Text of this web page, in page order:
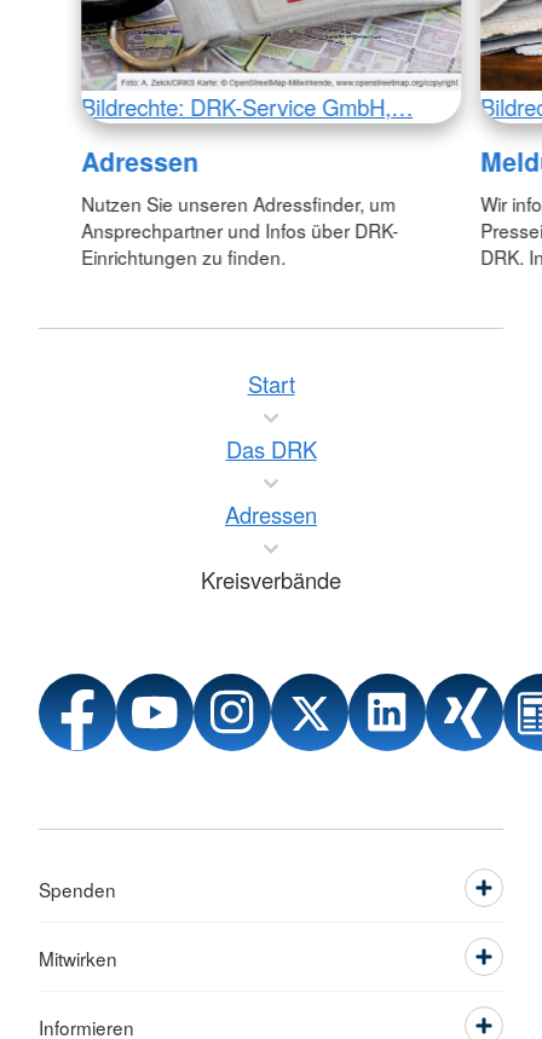
Bildrechte: DRK-Service GmbH,…
Adressen
Nutzen Sie unseren Adressfinder, um
Ansprechpartner und Infos über DRK-
Einrichtungen zu finden.
Wir
DRK.
Start
Das DRK
Adressen
Kreisverbände
Spenden
Mitwirken
Informieren